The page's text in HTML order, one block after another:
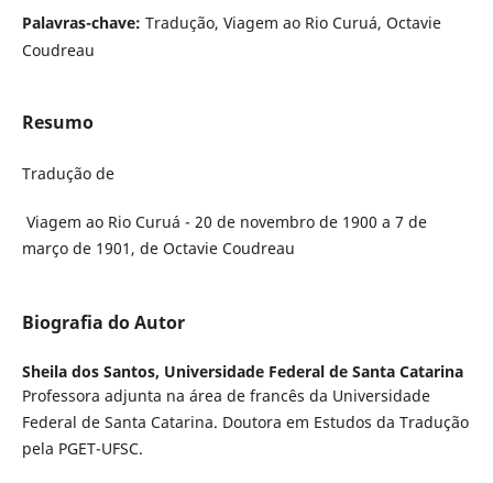
Palavras-chave: Tradução, Viagem ao Rio Curuá, Octavie
Coudreau
Resumo
Tradução de
Viagem ao Rio Curuá - 20 de novembro de 1900 a 7 de
março de 1901, de Octavie Coudreau
Biografia do Autor
Sheila dos Santos, Universidade Federal de Santa Catarina
Professora adjunta na área de francês da Universidade
Federal de Santa Catarina. Doutora em Estudos da Tradução
pela PGET-UFSC.